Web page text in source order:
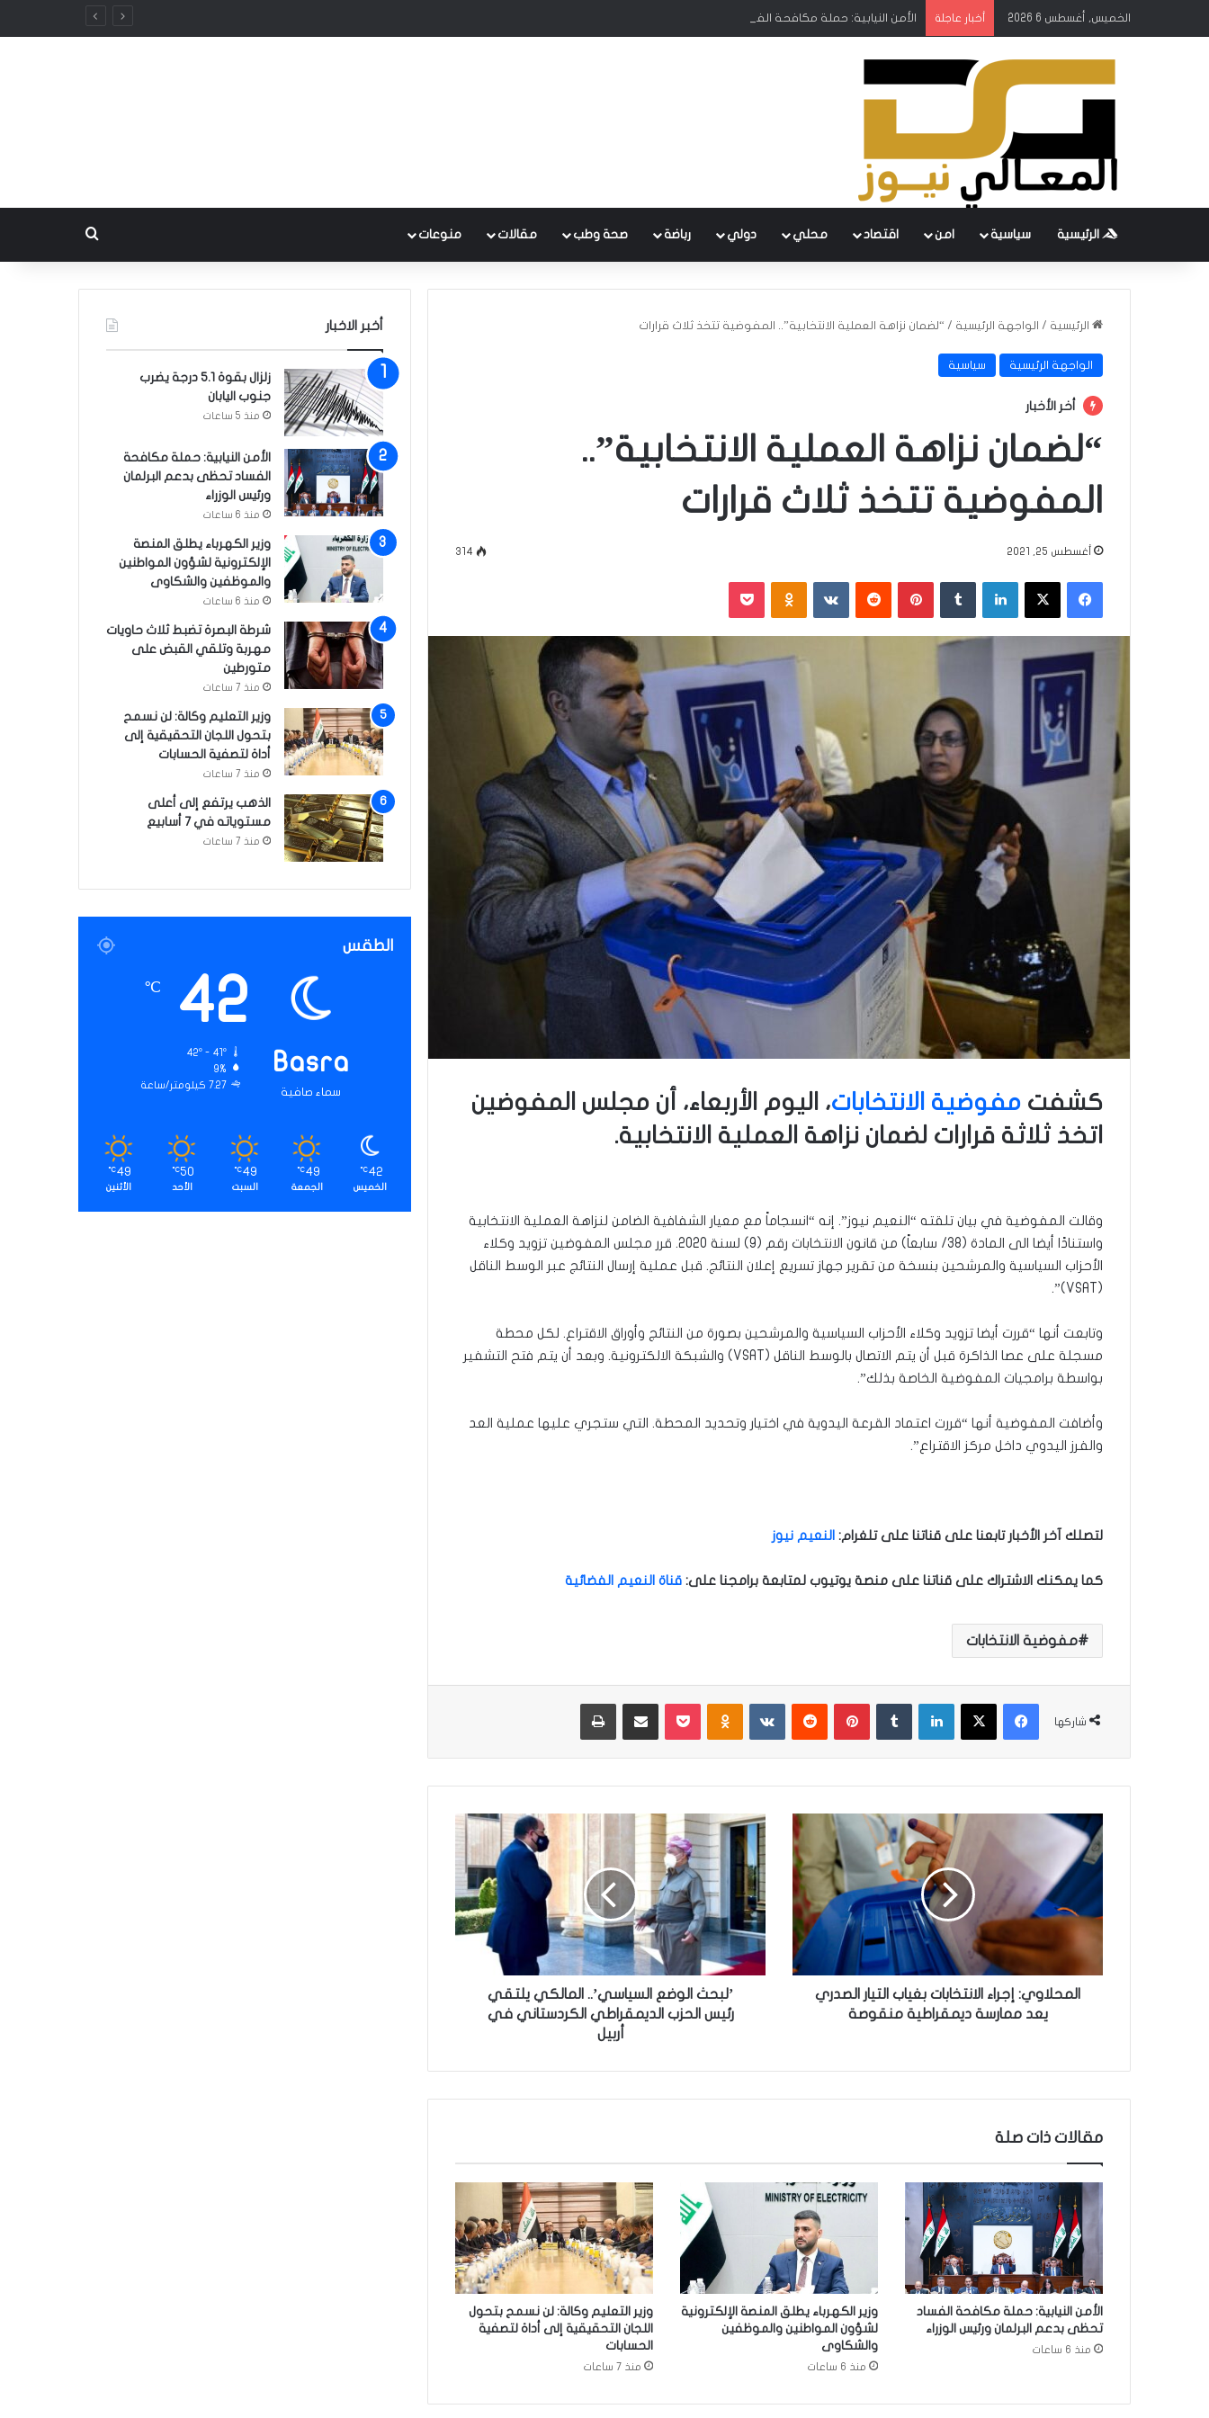
الخميس, أغسطس 6 2026 أخبار عاجلة الأمن النيابية: حملة مكافحة الفساد تحظى بدعم البرلمان ورئيس الوزراء
الرئيسية سياسية امن اقتصاد محلي دولي رباضة صحة وطب مقالات منوعات
الرئيسية / الواجهة الرئيسية / “لضمان نزاهة العملية الانتخابية”.. المفوضية تتخذ ثلاث قرارات
الواجهة الرئيسية سياسية
أخر الأخبار
“لضمان نزاهة العملية الانتخابية”..
المفوضية تتخذ ثلاث قرارات
أغسطس 25, 2021 314
فيسبوك ‫X لينكدإن بينتيريست ‏VKontakte
كشفت مفوضية الانتخابات، اليوم الأربعاء، أن مجلس المفوضين
اتخذ ثلاثة قرارات لضمان نزاهة العملية الانتخابية.
وقالت المفوضية في بيان تلقته “النعيم نيوز”. إنه “انسجاماً مع معيار الشفافية الضامن لنزاهة العملية الانتخابية
واستنادًا أيضا الى المادة (38/ سابعاً) من قانون الانتخابات رقم (9) لسنة 2020. قرر مجلس المفوضين تزويد وكلاء
الأحزاب السياسية والمرشحين بنسخة من تقرير جهاز تسريع إعلان النتائج. قبل عملية إرسال النتائج عبر الوسط الناقل
(VSAT)”.
وتابعت أنها “قررت أيضا تزويد وكلاء الأحزاب السياسية والمرشحين بصورة من النتائج وأوراق الاقتراع. لكل محطة
مسجلة على عصا الذاكرة قبل أن يتم الاتصال بالوسط الناقل (VSAT) والشبكة الالكترونية. وبعد أن يتم فتح التشفير
بواسطة برامجيات المفوضية الخاصة بذلك”.
وأضافت المفوضية أنها “قررت اعتماد القرعة اليدوية في اختيار وتحديد المحطة. التي ستجري عليها عملية العد
والفرز اليدوي داخل مركز الاقتراع”.
لتصلك آخر الأخبار تابعنا على قناتنا على تلغرام: النعيم نيوز
كما يمكنك الاشتراك على قناتنا على منصة يوتيوب لمتابعة برامجنا على: قناة النعيم الفضائية
مفوضية الانتخابات
شاركها
فيسبوك ‫X لينكدإن بينتيريست ‏VKontakte
ا
ل
م
ح
ل
ا
:
ن
ت
خ
غ
ي
ا
ب
ت
المحلاوي: إجراء الانتخابات بغياب التيار الصدري
يعد ممارسة ديمقراطية منقوصة
’
ل
ب
ح
ث
ا
ل
و
ض
.
.
ل
ك
ي
ي
ي
’لبحث الوضع السياسي’.. المالكي يلتقي
رئيس الحزب الديمقراطي الكردستاني في
أربيل
مقالات ذات صلة
الأمن النيابية: حملة مكافحة الفساد
تحظى بدعم البرلمان ورئيس الوزراء
منذ 6 ساعات
وزير الكهرباء يطلق المنصة الإلكترونية
لشؤون المواطنين والموظفين
والشكاوى
منذ 6 ساعات
وزير التعليم وكالة: لن نسمح بتحول
اللجان التحقيقية إلى أداة لتصفية
الحسابات
منذ 7 ساعات
أخبر الاخبار
زلزال بقوة 5.1 درجة يضرب
جنوب اليابان
منذ 5 ساعات
الأمن النيابية: حملة مكافحة
الفساد تحظى بدعم البرلمان
ورئيس الوزراء
منذ 6 ساعات
وزير الكهرباء يطلق المنصة
الإلكترونية لشؤون المواطنين
والموظفين والشكاوى
منذ 6 ساعات
شرطة البصرة تضبط ثلاث حاويات
مهربة وتلقي القبض على
متورطين
منذ 7 ساعات
وزير التعليم وكالة: لن نسمح
بتحول اللجان التحقيقية إلى
أداة لتصفية الحسابات
منذ 7 ساعات
الذهب يرتفع إلى أعلى
مستوياته في 7 أسابيع
منذ 7 ساعات
الطقس
Basra
سماء صافية
42
℃
42º - 41º
9%
7.27 كيلومتر/ساعة
42
℃
الخميس
49
℃
الجمعة
49
℃
السبت
50
℃
الأحد
49
℃
الأثنين